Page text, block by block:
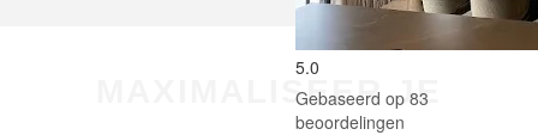
5.0
Gebaseerd op 83
beoordelingen
MAXIMALISEER JE